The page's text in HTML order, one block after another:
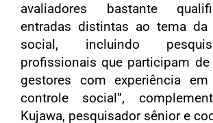
avaliadores bastante
entradas distintas ao tema da
social, incluindo
profissionais que participam
gestores com experiência
controle social”,
Kujawa, pesquisador sênior e